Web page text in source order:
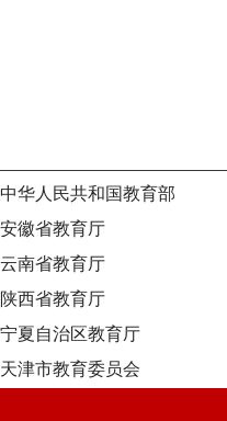
中华人民共和国教育部
安徽省教育厅
云南省教育厅
陕西省教育厅
宁夏自治区教育厅
天津市教育委员会